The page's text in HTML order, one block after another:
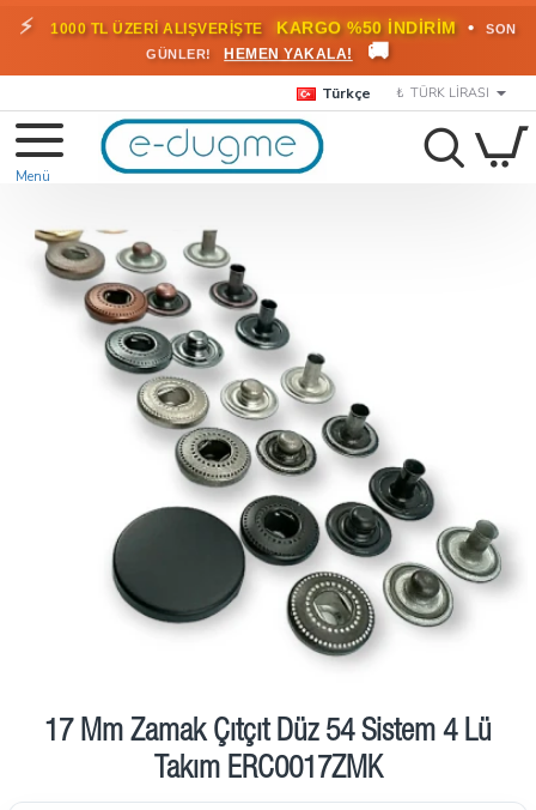
🎁 2000 TL ÜZERİ SİPARİŞLERDE KARGO BEDAVA! •
HEMEN
FAYDALANIN
🚚
Türkçe ₺ TÜRK LIRASI
17 Mm Zamak Çıtçıt Düz 54 Sistem 4 Lü
Takım ERC0017ZMK